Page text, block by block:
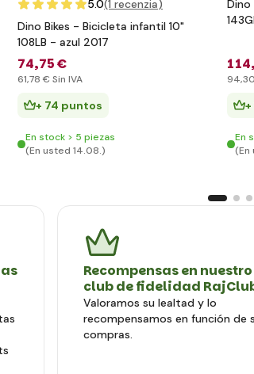
5.0(1 recenzia)
Dino Bikes - Bicicleta infantil 10"
108LB - azul 2017
74,75 €
61,78 € Sin IVA
+ 74 puntos
En stock > 5 piezas
(En usted 14.08.)
Dino
114
94
En
(En
Recompensas en nuestro
club de fidelidad
Valoramos su lealtad y lo
recompensamos en función de
compras.